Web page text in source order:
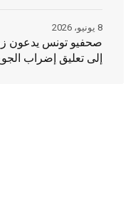
صحفيو تونس يدعون
إلى تعليق إضراب
8 يونيو، 2026